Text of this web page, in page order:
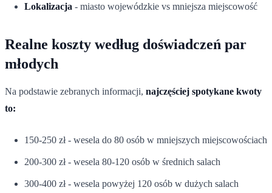
Lokalizacja - miasto wojewódzkie vs mniejsza miejscowość
Realne koszty według doświadczeń par
młodych
Na podstawie zebranych informacji, najczęściej spotykane kwoty
to:
150-250 zł - wesela do 80 osób w mniejszych miejscowościach
200-300 zł - wesela 80-120 osób w średnich salach
300-400 zł - wesela powyżej 120 osób w dużych salach